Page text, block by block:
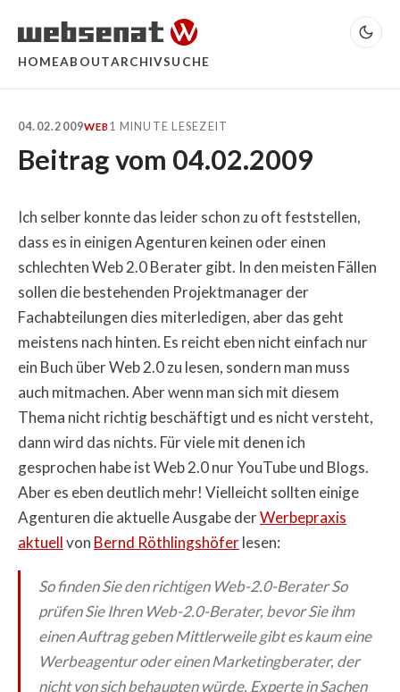
HOMEABOUTARCHIVSUCHE
04.02.2009WEB1 MINUTE LESEZEIT
Beitrag vom 04.02.2009
Ich selber konnte das leider schon zu oft feststellen,
dass es in einigen Agenturen keinen oder einen
schlechten Web 2.0 Berater gibt. In den meisten Fällen
sollen die bestehenden Projektmanager der
Fachabteilungen dies miterledigen, aber das geht
meistens nach hinten. Es reicht eben nicht einfach nur
ein Buch über Web 2.0 zu lesen, sondern man muss
auch mitmachen. Aber wenn man sich mit diesem
Thema nicht richtig beschäftigt und es nicht versteht,
dann wird das nichts. Für viele mit denen ich
gesprochen habe ist Web 2.0 nur YouTube und Blogs.
Aber es eben deutlich mehr! Vielleicht sollten einige
Agenturen die aktuelle Ausgabe derWerbepraxis
aktuellvon Bernd Röthlingshöferlesen:
So finden Sie den richtigen Web-2.0-BeraterSo
prüfen Sie Ihren Web-2.0-Berater, bevor Sie ihm
einen Auftrag geben Mittlerweile gibt es kaum eine
Werbeagentur oder einen Marketingberater, der
nicht von sich behaupten würde, Experte in Sachen